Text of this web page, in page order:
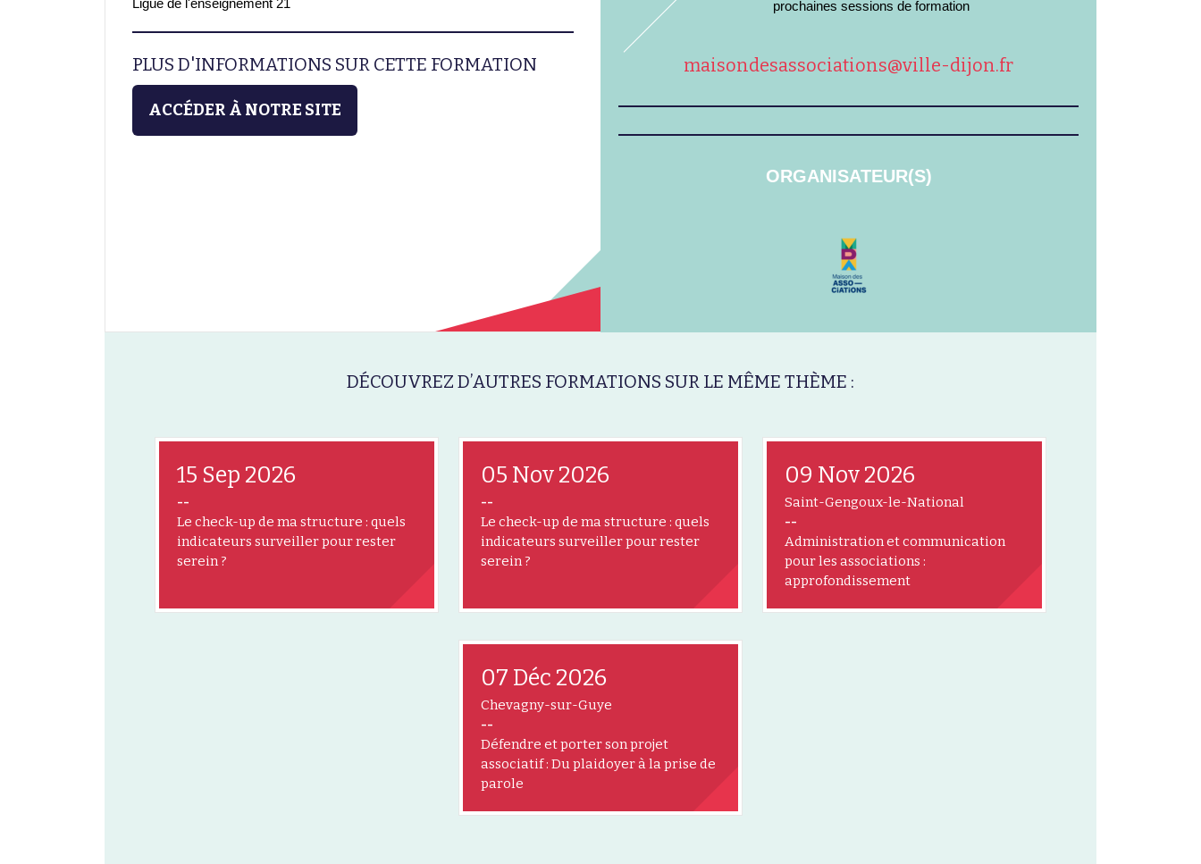
PLUS D'INFORMATIONS SUR CETTE FORMATION
ACCÉDER À NOTRE SITE
prochaines sessions de formation
maisondesassociations@ville-dijon.fr
ORGANISATEUR(S)
DÉCOUVREZ D’AUTRES FORMATIONS SUR LE MÊME THÈME :
15 Sep 2026
--
Le check-up de ma structure : quels
indicateurs surveiller pour rester
serein ?
05 Nov 2026
--
Le check-up de ma structure : quels
indicateurs surveiller pour rester
serein ?
09 Nov 2026
Saint-Gengoux-le-National
--
Administration et communication
pour les associations :
approfondissement
07 Déc 2026
Chevagny-sur-Guye
--
Défendre et porter son projet
associatif : Du plaidoyer à la prise de
parole